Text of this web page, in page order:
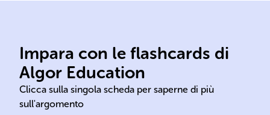
Impara con le flashcards di
Algor Education
Clicca sulla singola scheda per saperne di più
sull'argomento
interno esterno